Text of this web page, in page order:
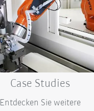
Case Studies
Entdecken Sie weitere